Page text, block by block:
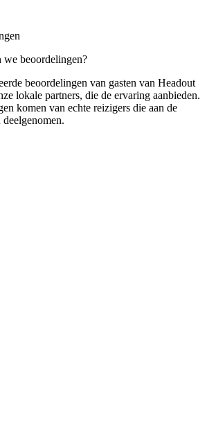
we beoordelingen?
beoordelingen van gasten van Headout
lokale partners, die de ervaring aanbieden.
komen van echte reizigers die aan de